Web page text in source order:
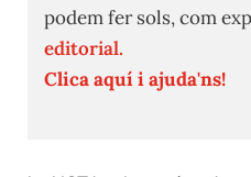
podem fer sols, com
editorial.
Clica aquí i ajuda'ns!